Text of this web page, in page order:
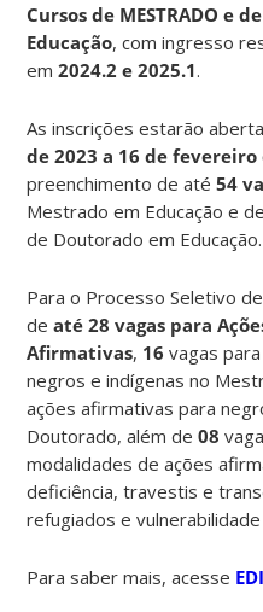
Cursos de MESTRADO e
Educação, com ingresso
em2024.2 e 2025.1.
As inscrições estarão
de 2023 a 16 de
preenchimento de até 54
Mestrado em Educação e
de Doutorado em Educação.
Para o Processo Seletivo
deaté 28 vagas para
Afirmativas, 16 vagas
negros e indígenas no
ações afirmativas para
Doutorado, além de08
modalidades de ações
deficiência, travestis e
refugiados e
Para saber mais, acesse